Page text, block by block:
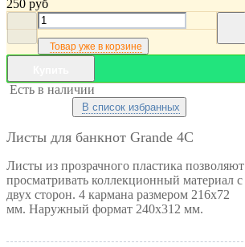
250 руб
Товар уже в корзине
Есть в наличии
В список избранных
Листы для банкнот Grande 4С
Листы из прозрачного пластика позволяют
просматривать коллекционный материал с
двух сторон. 4 кармана размером 216x72
мм. Наружный формат 240x312 мм.